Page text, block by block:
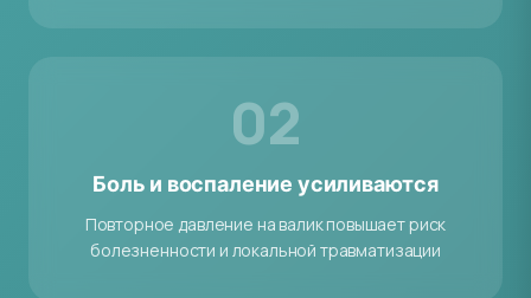
02
Боль и воспаление усиливаются
Повторное давление на валик повышает риск
болезненности и локальной травматизации